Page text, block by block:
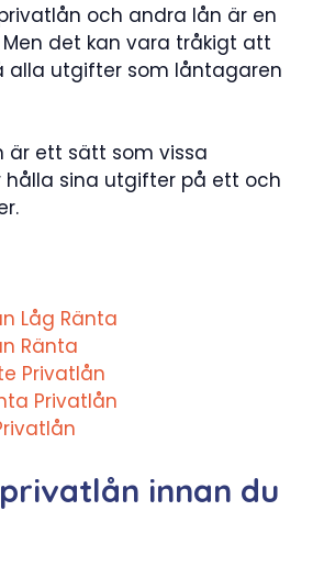
och andra lån är en
Men det kan vara tråkigt att
alla utgifter som låntagaren
är ett sätt som vissa
hålla sina utgifter på ett och
Låg Ränta
Ränta
Privatlån
Privatlån
innan du